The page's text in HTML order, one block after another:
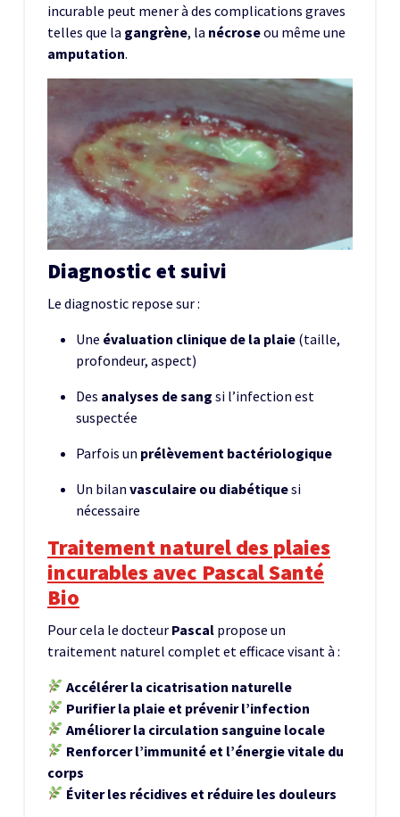
incurable peut mener à des complications graves
telles que la gangrène, la nécroseou même une
amputation.
Diagnostic et suivi
Le diagnostic repose sur :
Une évaluation clinique de la plaie (taille,
profondeur, aspect)
Des analyses de sang si l’infection est
suspectée
Parfois un prélèvement bactériologique
Un bilan vasculaire ou diabétiquesi
nécessaire
Traitement naturel des plaies
incurables avec Pascal Santé
Bio
Pour cela le docteur Pascal propose un
traitement naturel complet et efficace visant à :
Accélérer la cicatrisation naturelle
Purifier la plaie et prévenir l’infection
Améliorer la circulation sanguine locale
Renforcer l’immunité et l’énergie vitale du
corps
Éviter les récidives et réduire les douleurs